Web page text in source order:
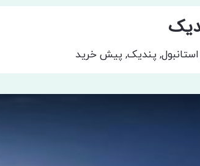
استانبول,پندیک,پیش خرید